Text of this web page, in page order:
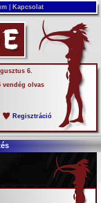
Kapcsolat
6.
vendég olvas
Regisztráció